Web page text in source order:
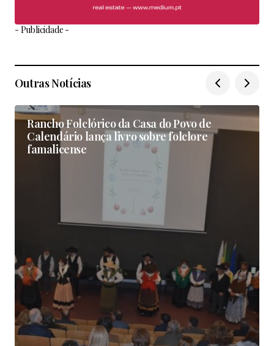
- Publicidade -
Outras Notícias
Rancho Folclórico da Casa do Povo de
Calendário lança livro sobre folclore
famalicense